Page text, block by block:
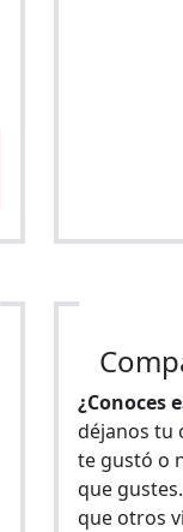
¿Conoces
déjanos tu
te gustó o
que
que otros